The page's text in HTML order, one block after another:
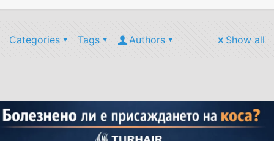
Categories Tags Authors Show all